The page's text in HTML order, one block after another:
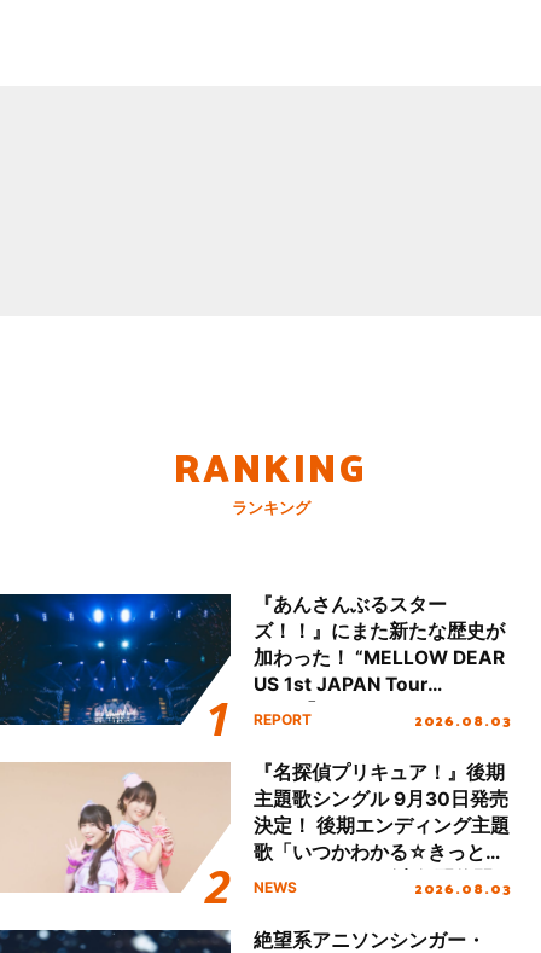
RANKING
ランキング
『あんさんぶるスター
ズ！！』にまた新たな歴史が
加わった！ “MELLOW DEAR
US 1st JAPAN Tour
Final「NICE to meet YOU
ート!!
REPORT 2026.08.03
『名探偵プリキュア！』後期
主題歌シングル 9月30日発売
決定！ 後期エンディング主題
歌「いつかわかる☆きっとあ
える」TVサイズ先行配信開
NEWS 2026.08.03
絶望系アニソンシンガー・